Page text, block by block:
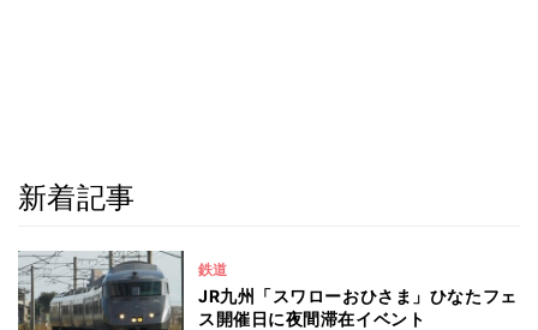
新着記事
鉄道
JR九州「スワローおひさま」ひなたフェ
ス開催日に夜間滞在イベント